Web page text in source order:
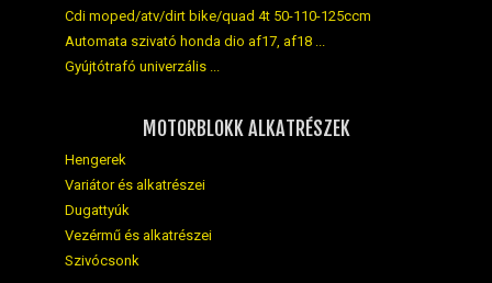
Cdi moped/atv/dirt bike/quad 4t 50-110-125ccm
Automata szivató honda dio af17, af18 ...
Gyújtótrafó univerzális ...
MOTORBLOKK ALKATRÉSZEK
Hengerek
Variátor és alkatrészei
Dugattyúk
Vezérmű és alkatrészei
Szivócsonk